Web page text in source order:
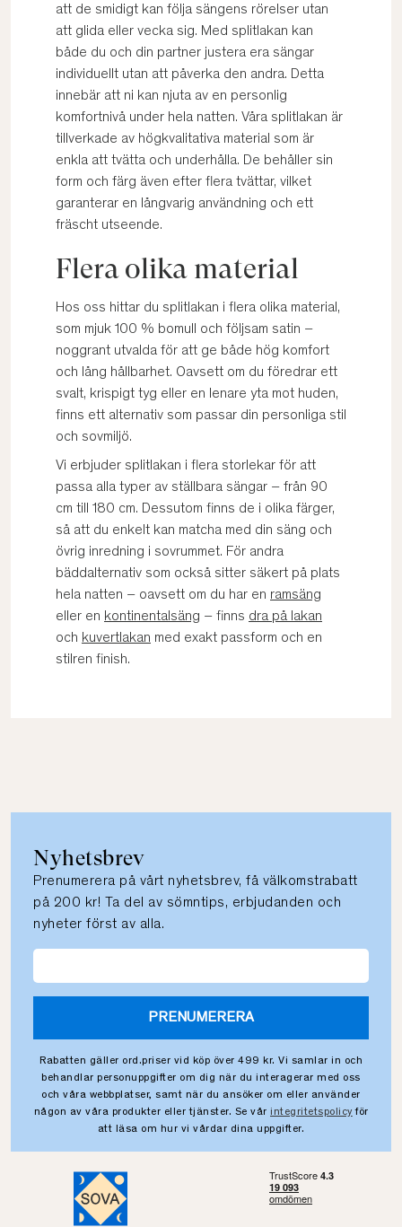
att de smidigt kan följa sängens rörelser utan
att glida eller vecka sig. Med splitlakan kan
både du och din partner justera era sängar
individuellt utan att påverka den andra. Detta
innebär att ni kan njuta av en personlig
komfortnivå under hela natten. Våra splitlakan är
tillverkade av högkvalitativa material som är
enkla att tvätta och underhålla. De behåller sin
form och färg även efter flera tvättar, vilket
garanterar en långvarig användning och ett
fräscht utseende.
Flera olika material
Hos oss hittar du splitlakan i flera olika material,
som mjuk 100 % bomull och följsam satin –
noggrant utvalda för att ge både hög komfort
och lång hållbarhet. Oavsett om du föredrar ett
svalt, krispigt tyg eller en lenare yta mot huden,
finns ett alternativ som passar din personliga stil
och sovmiljö.
Vi erbjuder splitlakan i flera storlekar för att
passa alla typer av ställbara sängar – från 90
cm till 180 cm. Dessutom finns de i olika färger,
så att du enkelt kan matcha med din säng och
övrig inredning i sovrummet. För andra
bäddalternativ som också sitter säkert på plats
hela natten – oavsett om du har en ramsäng
eller en kontinentalsäng – finns dra på lakan
och kuvertlakan med exakt passform och en
stilren finish.
Nyhetsbrev
Prenumerera på vårt nyhetsbrev, få välkomstrabatt
på 200 kr! Ta del av sömntips, erbjudanden och
nyheter först av alla.
PRENUMERERA
Rabatten gäller ord.priser vid köp över 499 kr. Vi samlar in och
behandlar personuppgifter om dig när du interagerar med oss
och våra webbplatser, samt när du ansöker om eller använder
någon av våra produkter eller tjänster. Se vår integritetspolicy för
att läsa om hur vi vårdar dina uppgifter.